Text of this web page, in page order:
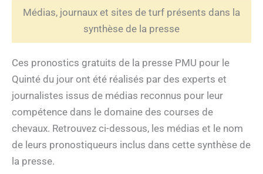
Médias, journaux et sites de turf présents dans la
synthèse de la presse
Ces pronostics gratuits de la presse PMU pour le
Quinté du jour ont été réalisés par des experts et
journalistes issus de médias reconnus pour leur
compétence dans le domaine des courses de
chevaux. Retrouvez ci-dessous, les médias et le nom
de leurs pronostiqueurs inclus dans cette synthèse de
la presse.